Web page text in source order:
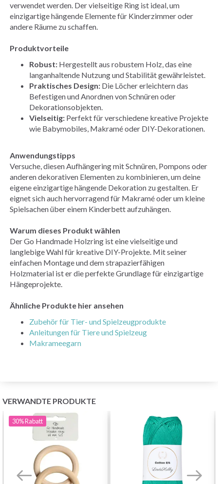
verwendet werden. Der vielseitige Ring ist ideal, um
einzigartige hängende Elemente für Kinderzimmer oder
andere Räume zu schaffen.
Produktvorteile
Robust: Hergestellt aus robustem Holz, das eine
langanhaltende Nutzung und Stabilität gewährleistet.
Praktisches Design: Die Löcher erleichtern das
Befestigen und Anordnen von Schnüren oder
Dekorationsobjekten.
Vielseitig: Perfekt für verschiedene kreative Projekte
wie Babymobiles, Makramé oder DIY-Dekorationen.
Anwendungstipps
Versuche, diesen Aufhängering mit Schnüren, Pompons oder
anderen dekorativen Elementen zu kombinieren, um deine
eigene einzigartige hängende Dekoration zu gestalten. Er
eignet sich auch hervorragend für Makramé oder um kleine
Spielsachen über einem Kinderbett aufzuhängen.
Warum dieses Produkt wählen
Der Go Handmade Holzring ist eine vielseitige und
langlebige Wahl für kreative DIY-Projekte. Mit seiner
einfachen Montage und dem strapazierfähigen
Holzmaterial ist er die perfekte Grundlage für einzigartige
Hängeprojekte.
Ähnliche Produkte hier ansehen
Zubehör für Tier- und Spielzeugprodukte
Anleitungen für Tiere und Spielzeug
Makrameegarn
VERWANDTE PRODUKTE
30%Rabatt